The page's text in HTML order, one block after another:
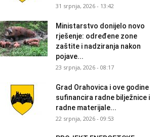
31 srpnja, 2026 - 13:42
Ministarstvo donijelo novo
rješenje: određene zone
zaštite i nadziranja nakon
pojave...
23 srpnja, 2026 - 08:17
Grad Orahovica i ove godine
sufinancira radne bilježnice i
radne materijale...
22 srpnja, 2026 - 09:53